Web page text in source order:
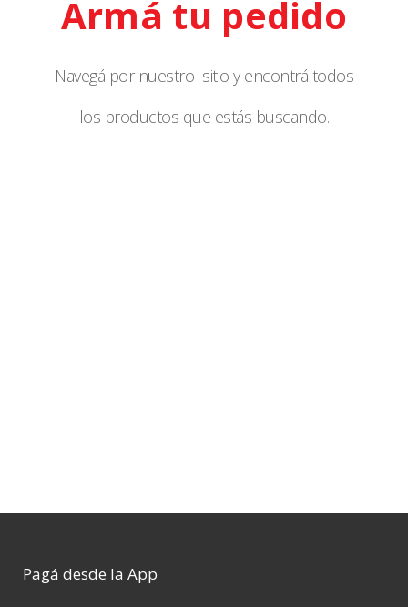
Armá tu pedido
Navegá por nuestro sitio y encontrá todos
los productos que estás buscando.
Pagá desde la App